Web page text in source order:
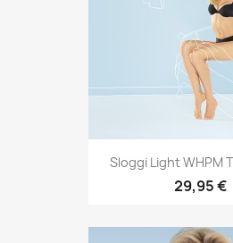
Sloggi Light WHPM
29,95 €